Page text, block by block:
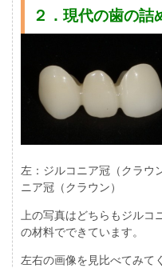
２．現代の歯の
左：ジルコニア冠（クラ
ニア冠（クラウン）
上の写真はどちらもジル
の材料でできています。
左右の画像を見比べてみて